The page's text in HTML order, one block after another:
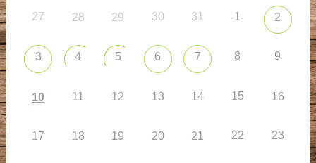
27 28 29 30 31 1 2
3 4 5 6 7 8 9
10 11 12 13 14 15 16
17 18 19 20 21 22 23